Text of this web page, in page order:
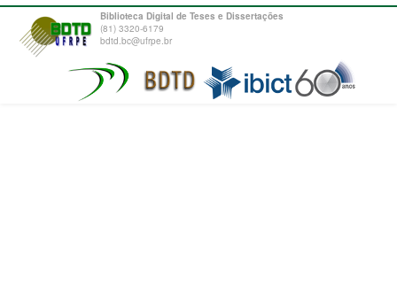
Biblioteca Digital de Teses e Dissertações
(81) 3320-6179
bdtd.bc@ufrpe.br